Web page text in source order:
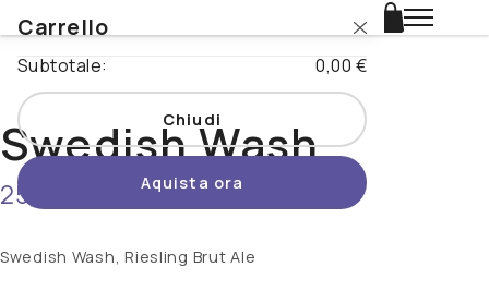
Login
Catalogo
Stili
Nazioni
Carrello
Subtotale: 0,00 €
Chiudi
Aquista ora
Swedish Wash
25,00 € non disponibile
Swedish Wash, Riesling Brut Ale